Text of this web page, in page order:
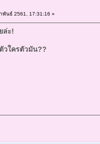
นธ์ 2561, 17:31:16 »
ล่ะ!
วใครตัวมัน??